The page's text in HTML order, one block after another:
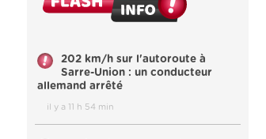
202 km/h sur l'autoroute à
Sarre-Union : un conducteur
allemand arrêté
il y a 11 h 54 min